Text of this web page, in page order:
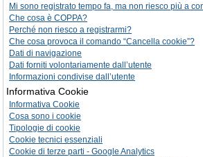
Mi sono registrato tempo fa, ma non riesco più a
Che cosa è COPPA?
Perché non riesco a registrarmi?
Che cosa provoca il comando “Cancella cookie”?
Dati di navigazione
Dati forniti volontariamente dall’utente
Informazioni condivise dall’utente
Informativa Cookie
Informativa Cookie
Cosa sono i cookie
Tipologie di cookie
Cookie tecnici essenziali
Cookie di terze parti - Google Analytics